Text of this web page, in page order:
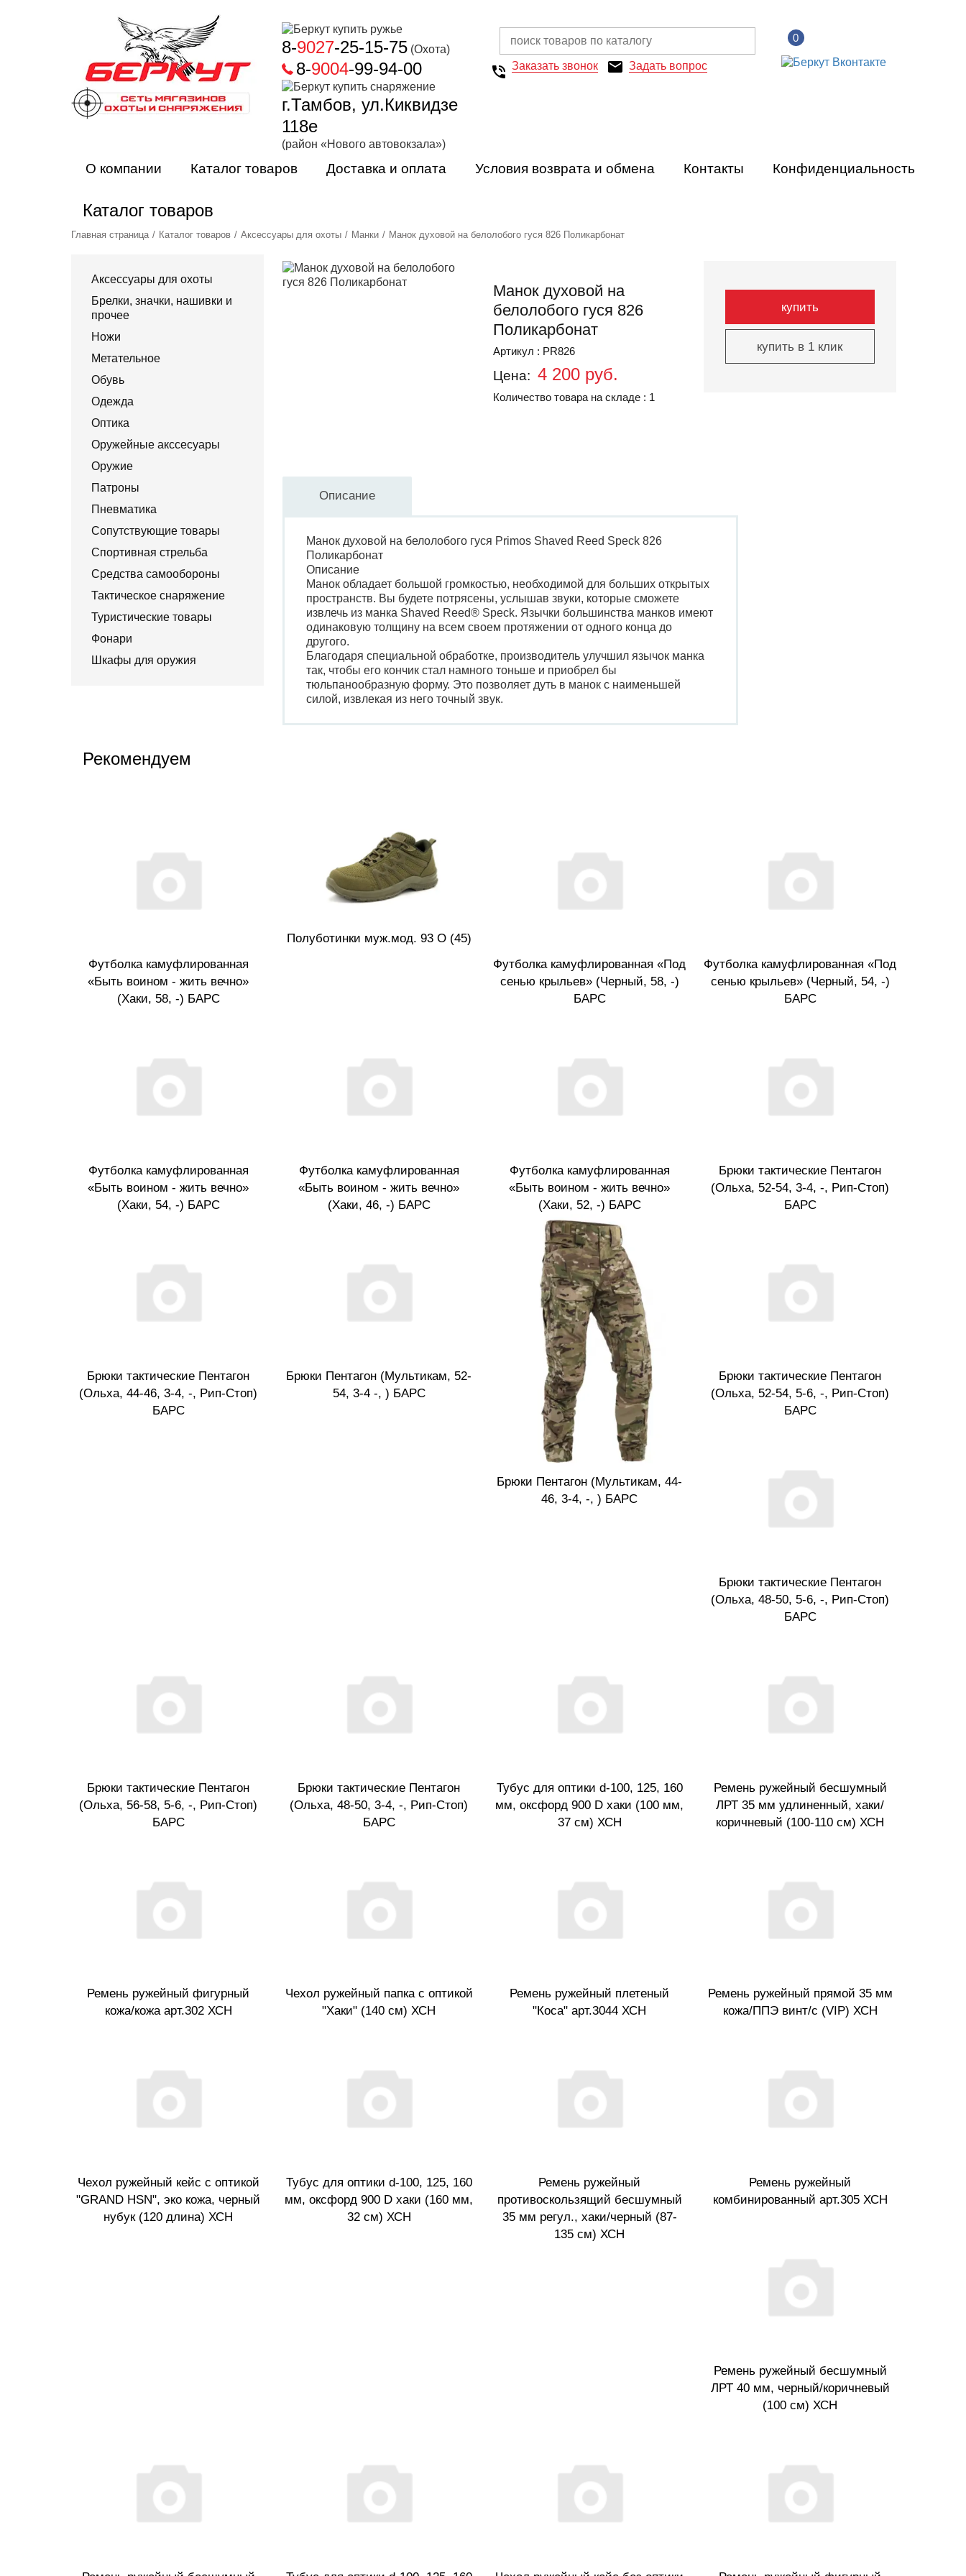
8-9027-25-15-75 (Охота)
8-9004-99-94-00
г.Тамбов, ул.Киквидзе
118е
(район «Нового автовокзала»)
Заказать звонок Задать вопрос
0
О компании Каталог товаров Доставка и оплата Условия возврата и обмена Контакты Конфиденциальность
Каталог товаров
Главная страница Каталог товаров Аксессуары для охоты Манки Манок духовой на белолобого гуся 826 Поликарбонат
Аксессуары для охоты
Брелки, значки, нашивки и
прочее
Ножи
Метательное
Обувь
Одежда
Оптика
Оружейные акссесуары
Оружие
Патроны
Пневматика
Сопутствующие товары
Спортивная стрельба
Средства самообороны
Тактическое снаряжение
Туристические товары
Фонари
Шкафы для оружия
Манок духовой на
белолобого гуся 826
Поликарбонат
Артикул : PR826
Цена: 4 200 руб.
Количество товара на складе : 1
купить
купить в 1 клик
Описание
Манок духовой на белолобого гуся Primos Shaved Reed Speck 826
Поликарбонат
Описание
Манок обладает большой громкостью, необходимой для больших открытых
пространств. Вы будете потрясены, услышав звуки, которые сможете
извлечь из манка Shaved Reed® Speck. Язычки большинства манков имеют
одинаковую толщину на всем своем протяжении от одного конца до
другого.
Благодаря специальной обработке, производитель улучшил язычок манка
так, чтобы его кончик стал намного тоньше и приобрел бы
тюльпанообразную форму. Это позволяет дуть в манок с наименьшей
силой, извлекая из него точный звук.
Рекомендуем
Футболка камуфлированная
«Быть воином - жить вечно»
(Хаки, 58, -) БАРС
Полуботинки муж.мод. 93 О (45)
Футболка камуфлированная «Под
сенью крыльев» (Черный, 58, -)
БАРС
Футболка камуфлированная «Под
сенью крыльев» (Черный, 54, -)
БАРС
Футболка камуфлированная
«Быть воином - жить вечно»
(Хаки, 54, -) БАРС
Футболка камуфлированная
«Быть воином - жить вечно»
(Хаки, 46, -) БАРС
Футболка камуфлированная
«Быть воином - жить вечно»
(Хаки, 52, -) БАРС
Брюки тактические Пентагон
(Ольха, 52-54, 3-4, -, Рип-Стоп)
БАРС
Брюки тактические Пентагон
(Ольха, 44-46, 3-4, -, Рип-Стоп)
БАРС
Брюки Пентагон (Мультикам, 52-
54, 3-4 -, ) БАРС
Брюки Пентагон (Мультикам, 44-
46, 3-4, -, ) БАРС
Брюки тактические Пентагон
(Ольха, 52-54, 5-6, -, Рип-Стоп)
БАРС
Брюки тактические Пентагон
(Ольха, 48-50, 5-6, -, Рип-Стоп)
БАРС
Брюки тактические Пентагон
(Ольха, 56-58, 5-6, -, Рип-Стоп)
БАРС
Брюки тактические Пентагон
(Ольха, 48-50, 3-4, -, Рип-Стоп)
БАРС
Тубус для оптики d-100, 125, 160
мм, оксфорд 900 D хаки (100 мм,
37 см) ХСН
Ремень ружейный бесшумный
ЛРТ 35 мм удлиненный, хаки/
коричневый (100-110 см) ХСН
Ремень ружейный фигурный
кожа/кожа арт.302 ХСН
Чехол ружейный папка с оптикой
"Хаки" (140 см) ХСН
Ремень ружейный плетеный
"Коса" арт.3044 ХСН
Ремень ружейный прямой 35 мм
кожа/ППЭ винт/с (VIP) ХСН
Чехол ружейный кейс с оптикой
"GRAND HSN", эко кожа, черный
нубук (120 длина) ХСН
Тубус для оптики d-100, 125, 160
мм, оксфорд 900 D хаки (160 мм,
32 см) ХСН
Ремень ружейный
противоскользящий бесшумный
35 мм регул., хаки/черный (87-
135 см) ХСН
Ремень ружейный
комбинированный арт.305 ХСН
Ремень ружейный бесшумный
ЛРТ 40 мм, черный/коричневый
(100 см) ХСН